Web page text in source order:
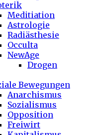
Meditiation
Astrologie
Radiästhesie
Occulta
NewAge
Drogen
Bewegungen
Anarchismus
Sozialismus
Opposition
Freiwirt